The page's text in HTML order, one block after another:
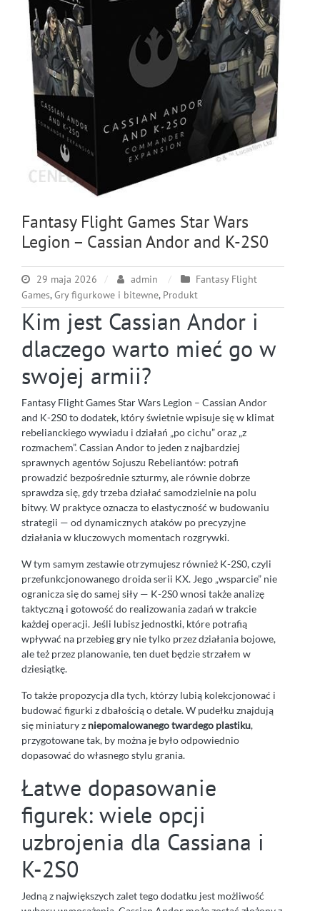
Fantasy Flight Games Star Wars
Legion – Cassian Andor and K-2S0
29 maja 2026 admin
Fantasy Flight
Games,Gry figurkowe i bitewne, Produkt
Kim jest Cassian Andor i
dlaczego warto mieć go w
swojej armii?
Fantasy Flight Games Star Wars Legion – Cassian Andor
and K-2S0 to dodatek, który świetnie wpisuje się w klimat
rebelianckiego wywiadu i działań „po cichu” oraz „z
rozmachem”. Cassian Andor to jeden z najbardziej
sprawnych agentów Sojuszu Rebeliantów: potrafi
prowadzić bezpośrednie szturmy, ale równie dobrze
sprawdza się, gdy trzeba działać samodzielnie na polu
bitwy. W praktyce oznacza to elastyczność w budowaniu
strategii — od dynamicznych ataków po precyzyjne
działania w kluczowych momentach rozgrywki.
W tym samym zestawie otrzymujesz również K-2S0, czyli
przefunkcjonowanego droida serii KX. Jego „wsparcie” nie
ogranicza się do samej siły — K-2S0 wnosi także analizę
taktyczną i gotowość do realizowania zadań w trakcie
każdej operacji. Jeśli lubisz jednostki, które potrafią
wpływać na przebieg gry nie tylko przez działania bojowe,
ale też przez planowanie, ten duet będzie strzałem w
dziesiątkę.
To także propozycja dla tych, którzy lubią kolekcjonować i
budować figurki z dbałością o detale. W pudełku znajdują
się miniatury z niepomalowanego twardego plastiku,
przygotowane tak, by można je było odpowiednio
dopasować do własnego stylu grania.
Łatwe dopasowanie
figurek: wiele opcji
uzbrojenia dla Cassiana i
K-2S0
Jedną z największych zalet tego dodatku jest możliwość